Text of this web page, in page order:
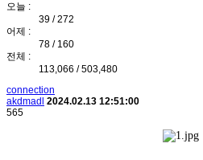
오늘 :
39 /272
어제 :
78 / 160
전체 :
113,066 /503,480
connection
akdmadl 2024.02.13 12:51:00
565